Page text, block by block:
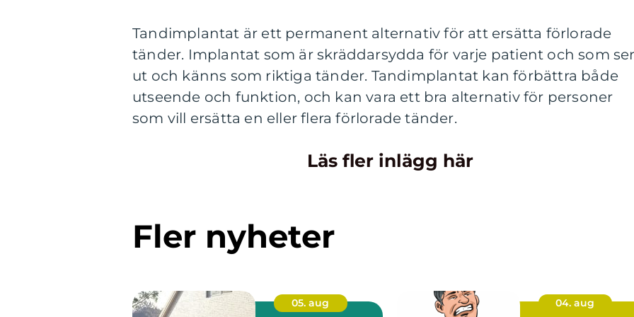
Tandimplantat är ett permanent alternativ för att ersätta förlorade
tänder. Implantat som är skräddarsydda för varje patient och som
ut och känns som riktiga tänder. Tandimplantat kan förbättra både
utseende och funktion, och kan vara ett bra alternativ för personer
som vill ersätta en eller flera förlorade tänder.
Läs fler inlägg här
Fler nyheter
05. aug 04. aug